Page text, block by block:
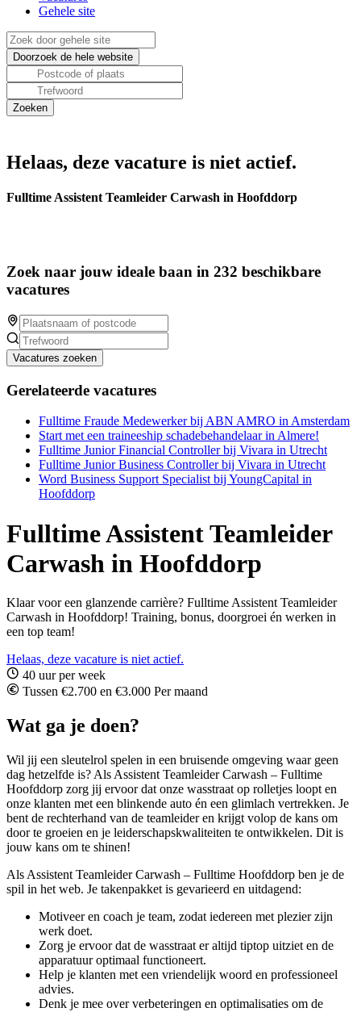
Gehele site
Helaas, deze vacature is niet actief.
Fulltime Assistent Teamleider Carwash in Hoofddorp
Zoek naar jouw ideale baan in 232 beschikbare
vacatures
Vacatures zoeken
Gerelateerde vacatures
Fulltime Fraude Medewerker bij ABN AMRO in Amsterdam
Start met een traineeship schadebehandelaar in Almere!
Fulltime Junior Financial Controller bij Vivara in Utrecht
Fulltime Junior Business Controller bij Vivara in Utrecht
Word Business Support Specialist bij YoungCapital in
Hoofddorp
Fulltime Assistent Teamleider
Carwash in Hoofddorp
Klaar voor een glanzende carrière? Fulltime Assistent Teamleider
Carwash in Hoofddorp! Training, bonus, doorgroei én werken in
een top team!
Helaas, deze vacature is niet actief.
40 uur per week
Tussen €2.700 en €3.000 Per maand
Wat ga je doen?
Wil jij een sleutelrol spelen in een bruisende omgeving waar geen
dag hetzelfde is? Als Assistent Teamleider Carwash – Fulltime
Hoofddorp zorg jij ervoor dat onze wasstraat op rolletjes loopt en
onze klanten met een blinkende auto én een glimlach vertrekken. Je
bent de rechterhand van de teamleider en krijgt volop de kans om
door te groeien en je leiderschapskwaliteiten te ontwikkelen. Dit is
jouw kans om te shinen!
Als Assistent Teamleider Carwash – Fulltime Hoofddorp ben je de
spil in het web. Je takenpakket is gevarieerd en uitdagend:
Motiveer en coach je team, zodat iedereen met plezier zijn
werk doet.
Zorg je ervoor dat de wasstraat er altijd tiptop uitziet en de
apparatuur optimaal functioneert.
Help je klanten met een vriendelijk woord en professioneel
advies.
Denk je mee over verbeteringen en optimalisaties om de